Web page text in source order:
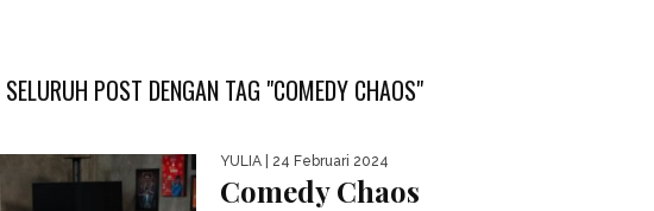
SELURUH POST DENGAN TAG "COMEDY CHAOS"
YULIA | 24 Februari 2024
Comedy Chaos